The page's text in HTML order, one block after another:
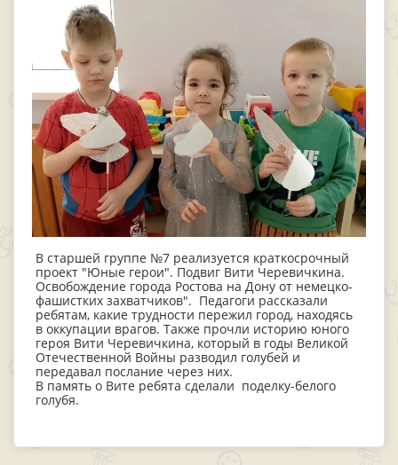
В старшей группе №7 реализуется краткосрочный
проект "Юные герои". Подвиг Вити Черевичкина.
Освобождение города Ростова на Дону от немецко-
фашистких захватчиков". Педагоги рассказали
ребятам, какие трудности пережил город, находясь
в оккупации врагов. Также прочли историю юного
героя Вити Черевичкина, который в годы Великой
Отечественной Войны разводил голубей и
передавал послание через них.
В память о Вите ребята сделали поделку-белого
голубя.